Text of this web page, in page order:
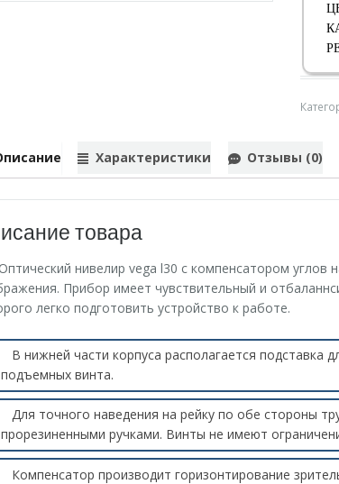
Характеристики Отзывы (0)
товара
Оптический нивелир vega l30 с компенсатором
Прибор имеет чувствительный и
легко подготовить устройство к работе.
В нижней части корпуса располагается подставка
подъемных винта.
Для точного наведения на рейку по обе стороны
прорезиненными ручками. Винты не имеют
Компенсатор производит горизонтирование